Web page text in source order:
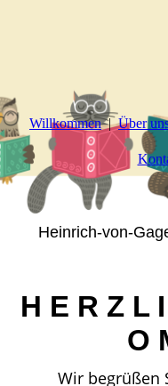
Willkommen Über
Heinrich-von-
H E R Z
O
Wir begrüßen